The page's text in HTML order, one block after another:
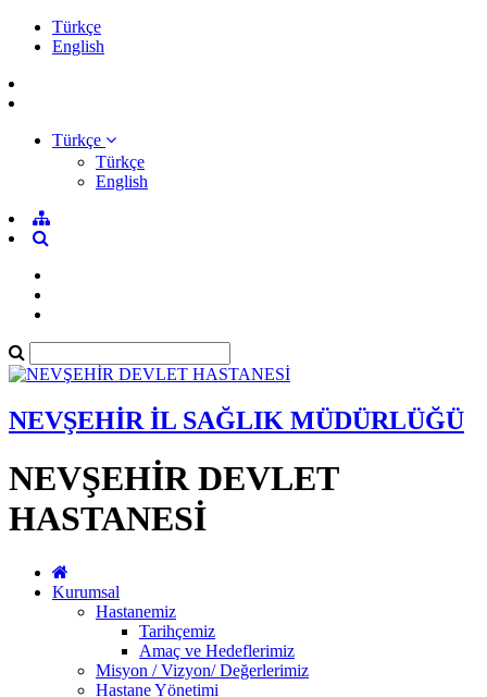
Türkçe
English
Türkçe
Türkçe
English
NEVŞEHİR İL SAĞLIK MÜDÜRLÜĞÜ
NEVŞEHİR DEVLET
HASTANESİ
Kurumsal
Hastanemiz
Tarihçemiz
Amaç ve Hedeflerimiz
Misyon / Vizyon/ Değerlerimiz
Hastane Yönetimi